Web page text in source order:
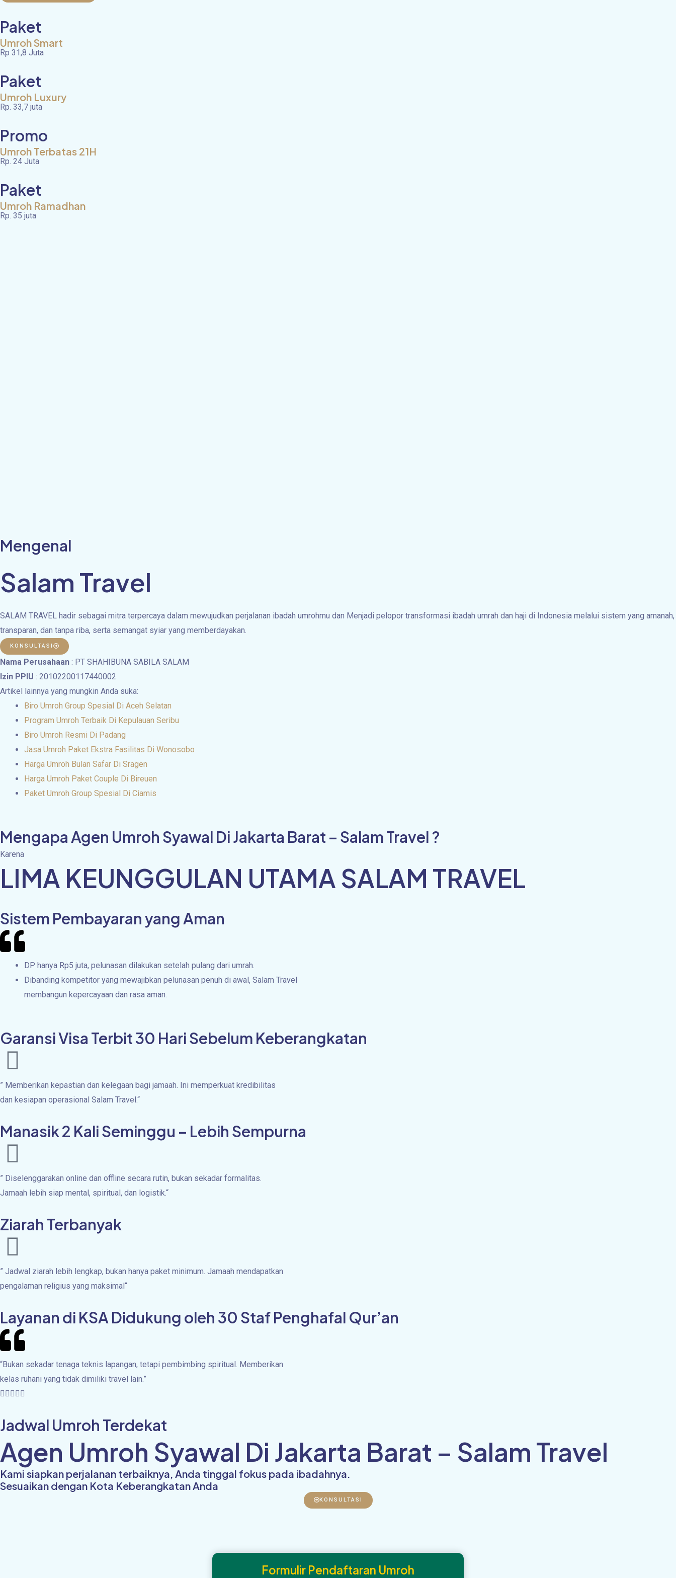
Paket
Umroh Smart
Rp 31,8 Juta
Paket
Umroh Luxury
Rp. 33,7 juta
Promo
Umroh Terbatas 21H
Rp. 24 Juta
Paket
Umroh Ramadhan
Rp. 35 juta
Mengenal
Salam Travel
SALAM TRAVEL hadir sebagai mitra terpercaya dalam mewujudkan perjalanan ibadah umrohmu dan Menjadi pelopor transformasi ibadah umrah dan haji di Indonesia melalui sistem yang amanah,
transparan, dan tanpa riba, serta semangat syiar yang memberdayakan.
KONSULTASI
Nama Perusahaan : PT SHAHIBUNA SABILA SALAM
Izin PPIU : 20102200117440002
Artikel lainnya yang mungkin Anda suka:
Biro Umroh Group Spesial Di Aceh Selatan
Program Umroh Terbaik Di Kepulauan Seribu
Biro Umroh Resmi Di Padang
Jasa Umroh Paket Ekstra Fasilitas Di Wonosobo
Harga Umroh Bulan Safar Di Sragen
Harga Umroh Paket Couple Di Bireuen
Paket Umroh Group Spesial Di Ciamis
Mengapa Agen Umroh Syawal Di Jakarta Barat – Salam Travel ?
Karena
LIMA KEUNGGULAN UTAMA SALAM TRAVEL
Sistem Pembayaran yang Aman
DP hanya Rp5 juta, pelunasan dilakukan setelah pulang dari umrah.
Dibanding kompetitor yang mewajibkan pelunasan penuh di awal, Salam Travel
membangun kepercayaan dan rasa aman.
Garansi Visa Terbit 30 Hari Sebelum Keberangkatan
” Memberikan kepastian dan kelegaan bagi jamaah. Ini memperkuat kredibilitas
dan kesiapan operasional Salam Travel.“
Manasik 2 Kali Seminggu – Lebih Sempurna
” Diselenggarakan online dan offline secara rutin, bukan sekadar formalitas.
Jamaah lebih siap mental, spiritual, dan logistik.“
Ziarah Terbanyak
” Jadwal ziarah lebih lengkap, bukan hanya paket minimum. Jamaah mendapatkan
pengalaman religius yang maksimal“
Layanan di KSA Didukung oleh 30 Staf Penghafal Qur’an
“Bukan sekadar tenaga teknis lapangan, tetapi pembimbing spiritual. Memberikan
kelas ruhani yang tidak dimiliki travel lain.”

Jadwal Umroh Terdekat
Agen Umroh Syawal Di Jakarta Barat – Salam Travel
Kami siapkan perjalanan terbaiknya, Anda tinggal fokus pada ibadahnya.
Sesuaikan dengan Kota Keberangkatan Anda
KONSULTASI
Formulir Pendaftaran Umroh